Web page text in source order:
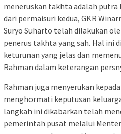
meneruskan takhta adalah
dari permaisuri kedua, GKR
Suryo Suharto telah dilakukan
penerus takhta yang sah. Hal ini
keturunan yang jelas dan
Rahman dalam keterangan
Rahman juga menyerukan
menghormati keputusan
langkah ini dikabarkan telah
pemerintah pusat melalui